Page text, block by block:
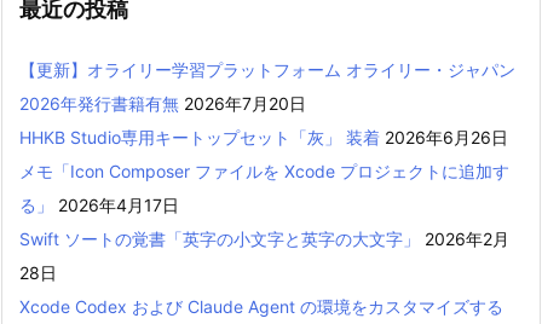
最近の投稿
【更新】オライリー学習プラットフォーム オライリー・ジャパン
2026年発行書籍有無 2026年7月20日
HHKB Studio専用キートップセット「灰」 装着 2026年6月26日
メモ「Icon Composer ファイルを Xcode プロジェクトに追加す
る」
2026年4月17日
Swift ソートの覚書「英字の小文字と英字の大文字」
2026年2月
28日
Xcode Codex および Claude Agent の環境をカスタマイズする